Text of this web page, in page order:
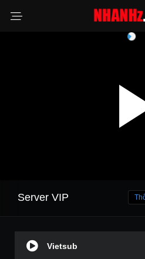
Server VIP
Vietsub